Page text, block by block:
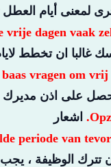
لمعنى أيام
vrije dagen vaak
غالبا ان تخطط
vragen om vrij
على اذن مديرك
اشعار
periode van
تترك الوظيفة ،